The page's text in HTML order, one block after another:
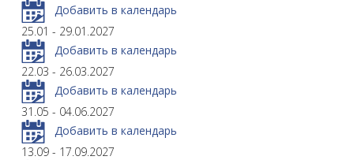
Добавить в календарь
25.01 - 29.01.2027
Добавить в календарь
22.03 - 26.03.2027
Добавить в календарь
31.05 - 04.06.2027
Добавить в календарь
13.09 - 17.09.2027